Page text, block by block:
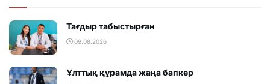
Тағдыр табыстырған
09.08.2026
Ұлттық құрамда жаңа бапкер